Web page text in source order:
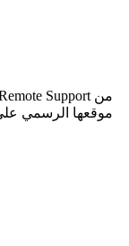
موقعها الرسمي